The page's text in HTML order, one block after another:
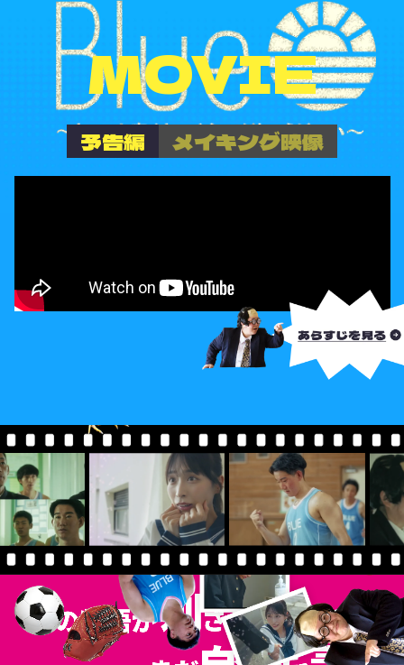
MOVIE
予告編 メイキング映像